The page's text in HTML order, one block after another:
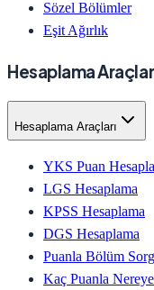
Sözel Bölümler
Eşit Ağırlık
Hesaplama
Hesaplama Araçları
YKS Puan
LGS Hesaplama
KPSS Hesaplama
DGS Hesaplama
Puanla Bölüm
Kaç Puanla Nereye